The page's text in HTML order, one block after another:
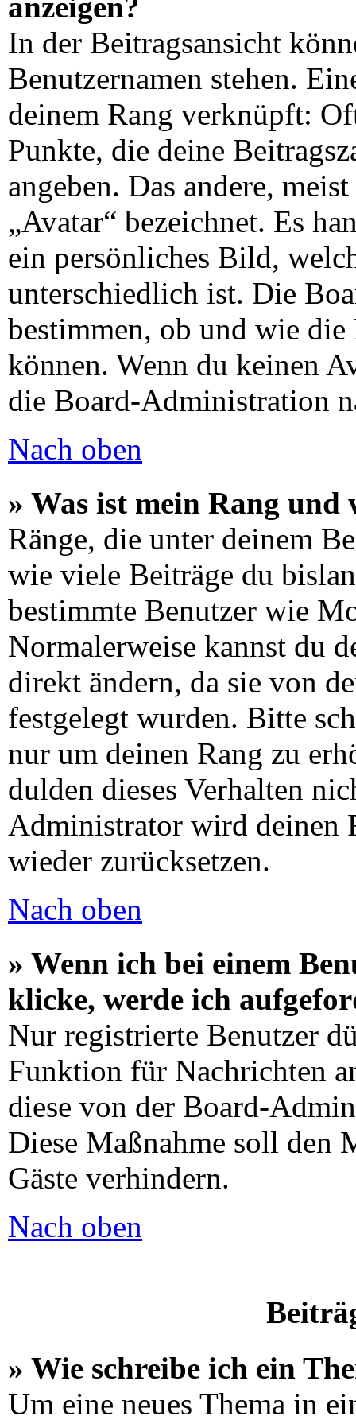
In der Beitragsansicht
Benutzernamen stehen.
deinem Rang verknüpft:
Punkte, die deine
angeben. Das andere,
„Avatar“ bezeichnet. Es
ein persönliches Bild,
unterschiedlich ist. Die
bestimmen, ob und wie die
können. Wenn du keinen
die Board-Administration
Nach oben
» Was ist mein Rang
Ränge, die unter deinem
wie viele Beiträge du
bestimmte Benutzer wie
Normalerweise kannst du
direkt ändern, da sie von
festgelegt wurden. Bitte
nur um deinen Rang zu
dulden dieses Verhalten
Administrator wird deinen
wieder zurücksetzen.
Nach oben
» Wenn ich bei einem
klicke, werde ich
Nur registrierte Benutzer
Funktion für Nachrichten
diese von der Board-
Diese Maßnahme soll den
Gäste verhindern.
Nach oben
» Wie schreibe ich ein
Um eine neues Thema in